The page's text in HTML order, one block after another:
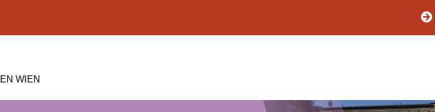
WIEN